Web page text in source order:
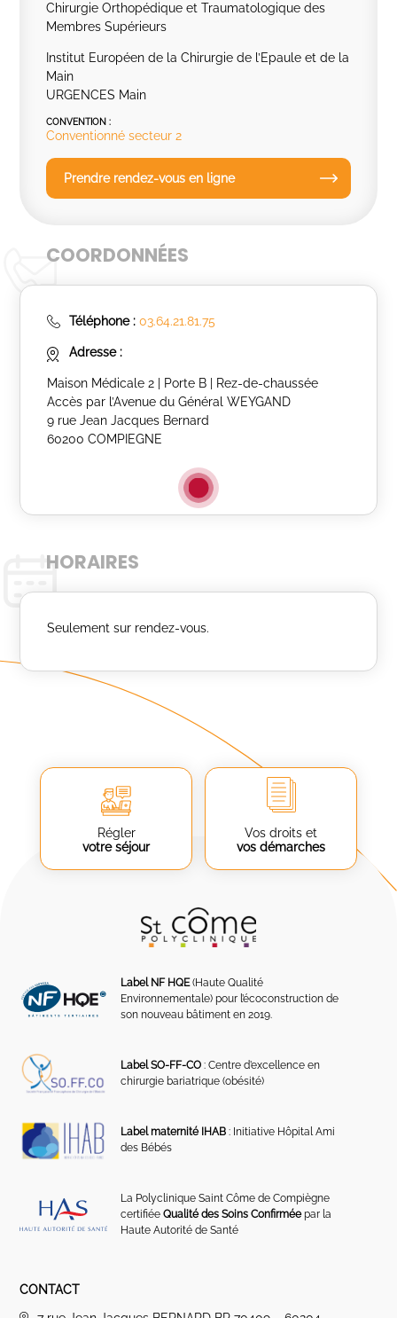
Chirurgie Orthopédique et Traumatologique des
Membres Supérieurs
Institut Européen de la Chirurgie de l’Epaule et de la
Main
URGENCES Main
CONVENTION :
Conventionné secteur 2
Prendre rendez-vous en ligne
COORDONNÉES
Téléphone : 03.64.21.81.75
Adresse :
Maison Médicale 2 | Porte B | Rez-de-chaussée
Accès par l’Avenue du Général WEYGAND
9 rue Jean Jacques Bernard
60200 COMPIEGNE
HORAIRES
Seulement sur rendez-vous.
Régler
votre séjour
Vos droits et
vos démarches
Label NF HQE(Haute Qualité
Environnementale) pour l’écoconstruction de
son nouveau bâtiment en 2019.
Label SO-FF-CO : Centre d’excellence en
chirurgie bariatrique (obésité)
Label maternité IHAB : Initiative Hôpital Ami
des Bébés
La Polyclinique Saint Côme de Compiègne
certifiéeQualité des Soins Confirméepar la
Haute Autorité de Santé
CONTACT